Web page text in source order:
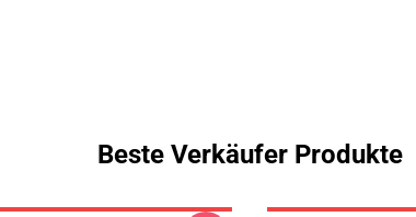
Beste Verkäufer Produkte